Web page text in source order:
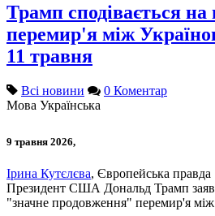
Трамп сподівається
перемир'я між
11 травня
Всі новини
0 Коментар
Мова Українська
9 травня 2026,
Ірина Кутєлєва, Європейська правда
Президент США Дональд Трамп
"значне продовження" перемир'я